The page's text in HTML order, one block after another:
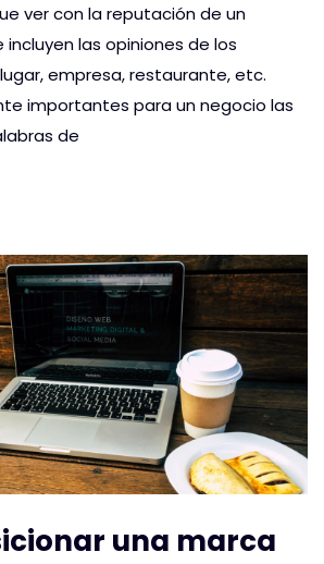
ver con la reputación de un
las opiniones de los
empresa, restaurante, etc.
importantes para un negocio las
de
una marca